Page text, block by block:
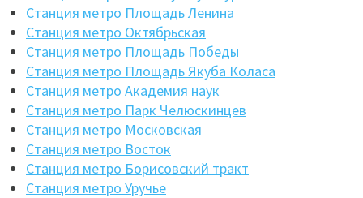
Станция метро Площадь Ленина
Станция метро Октябрьская
Станция метро Площадь Победы
Станция метро Площадь Якуба Коласа
Станция метро Академия наук
Станция метро Парк Челюскинцев
Станция метро Московская
Станция метро Восток
Станция метро Борисовский тракт
Станция метро Уручье